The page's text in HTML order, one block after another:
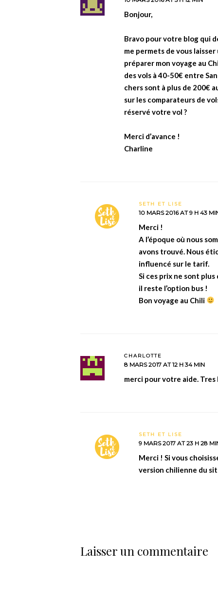
Bonjour,
Bravo pour votre blog qui
me permets de vous
préparer mon voyage au
des vols à 40-50€ entre
chers sont à plus de 200€
sur les comparateurs de
réservé votre vol ?
Merci d’avance !
Charline
SETH ET LISE
10 MARS 2016 AT 9 H 43
Merci !
A l’époque où nous
avons trouvé. Nous
influencé sur le tarif.
Si ces prix ne sont
il reste l’option bus !
Bon voyage au Chili
CHARLOTTE
8 MARS 2017 AT 12 H 34 MIN
merci pour votre aide.
SETH ET LISE
9 MARS 2017 AT 23 H 28
Merci ! Si vous
version chilienne du
Laisser un commentaire